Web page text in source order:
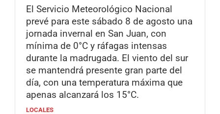
El Servicio Meteorológico Nacional
prevé para este sábado 8 de agosto una
jornada invernal en San Juan, con
mínima de 0°C y ráfagas intensas
durante la madrugada. El viento del sur
se mantendrá presente gran parte del
día, con una temperatura máxima que
apenas alcanzará los 15°C.
LOCALES